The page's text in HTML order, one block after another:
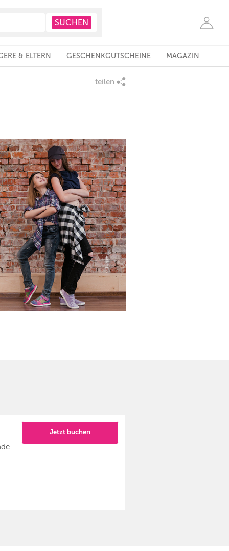
& ELTERN GESCHENKGUTSCHEINE MAGAZIN
teilen
Jetzt buchen